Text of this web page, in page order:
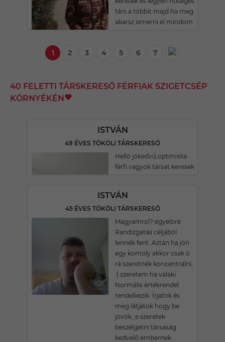
társ a többit majd ha meg
akarsz ismerni el mindom
1 2 3 4 5 6 7
40 FELETTI TÁRSKERESŐ FÉRFIAK SZIGETCSÉP
KÖRNYÉKÉN
ISTVÁN
49 ÉVES TÖKÖLI TÁRSKERESŐ
Helló jókedvű,optimista
férfi vagyok társat keresek
ISTVÁN
45 ÉVES TÖKÖLI TÁRSKERESŐ
Magyamrol? egyelöre
Randizgatás céljábol
lennék fent. Aztán ha jön
egy komoly akkor csak ö
rá szeretnék koncentrálni,
:) szeretem ha valaki
Normális értékrendel
rendelkezik. Írjatok és
meg látjátok hogy be
jövök_e szeretek
beszélgetni társaság
kedvelő embernek